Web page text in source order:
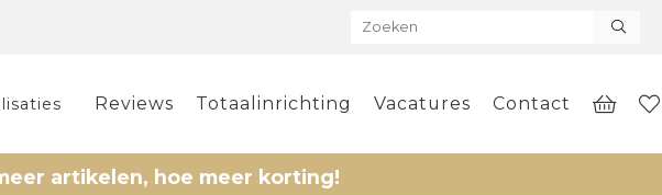
Reviews Totaalinrichting Vacatures Contact
hoe meer korting!